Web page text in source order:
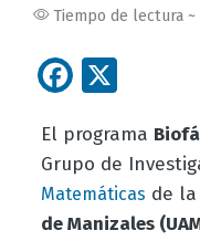
Tiempo de lectura ~
El programa
Grupo de
Matemáticas de la
de Manizales